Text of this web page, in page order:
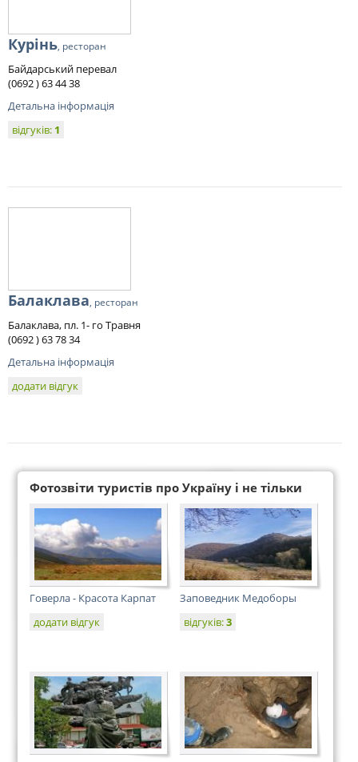
Курінь, ресторан
Байдарський перевал
(0692 ) 63 44 38
Детальна інформація
відгуків: 1
Балаклава, ресторан
Балаклава, пл. 1- го Травня
(0692 ) 63 78 34
Детальна інформація
додати відгук
Фотозвіти туристів про Україну і не тільки
Говерла - Красота Карпат
додати відгук
Заповедник Медоборы
відгуків:3